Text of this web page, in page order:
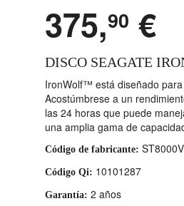
375,90 €
DISCO SEAGATE
IronWolf™ está diseñado
Acostúmbrese a un
las 24 horas que puede
una amplia gama de
Código de fabricante:
Código Qi: 10101287
Garantía: 2 años